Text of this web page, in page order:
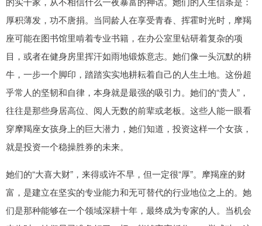
厚积薄发，功不唐捐。当同龄人在享受青春、挥霍时光时，摩羯
座可能在图书馆里啃着专业书籍，在办公室里钻研着复杂的项
目，或者在健身房里挥汗如雨地锻炼意志。她们像一头沉默的耕
牛，一步一个脚印，踏踏实实地耕耘着自己的人生土地。这份超
乎常人的坚韧和自律，本身就是最强的吸引力。她们的“贵人”，
往往是那些身居高位、阅人无数的前辈或老板。这些人能一眼看
穿摩羯座女孩身上的巨大潜力，她们知道，投资这样一个女孩，
就是投资一个稳操胜券的未来。
她们的“大喜大财”，来得或许不早，但一定很“厚”。摩羯座的财
富，是建立在坚实的专业能力和无可替代的行业地位之上的。她
们是那种能够在一个领域深耕十年，最终成为专家的人。当机会